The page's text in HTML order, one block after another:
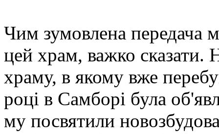
Чим зумовлена передача
цей храм, важко сказати.
храму, в якому вже
році в Самборі була
му посвятили